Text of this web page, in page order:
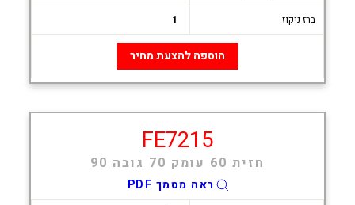
ברז ניקוז
1
הוספה להצעת מחיר
FE7215
חזית 60 עומק 70 גובה 90
ראה מסמך PDF